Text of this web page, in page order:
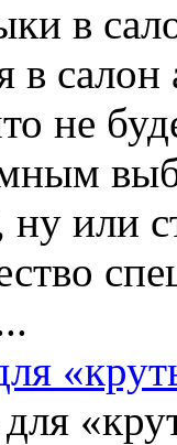
в
не
ну или